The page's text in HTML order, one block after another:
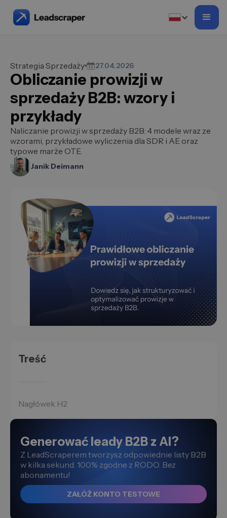
Strategia Sprzedaży 27.04.2026
Obliczanie prowizji w
sprzedaży B2B: wzory i
przykłady
Naliczanie prowizji w sprzedaży B2B: 4 modele wraz ze
wzorami, przykładowe wyliczenia dla SDR i AE oraz
typowe marże OTE.
Janik Deimann
Treść
Nagłówek H2
Generować leady B2B z AI?
Z LeadScraperem tworzysz odpowiednie listy B2B
w kilka sekund. 100% zgodne z RODO. Bez
abonamentu!
ZAŁÓŻ KONTO TESTOWE